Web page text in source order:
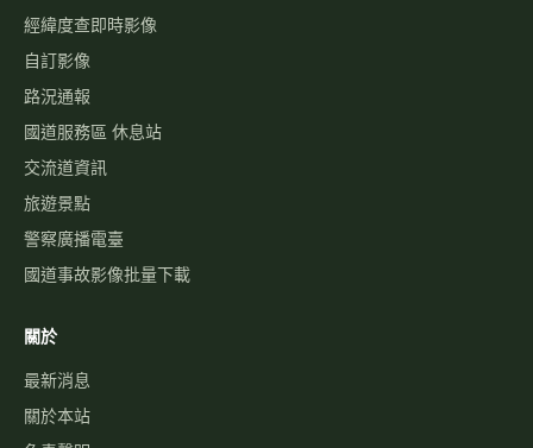
經緯度查即時影像
自訂影像
路況通報
國道服務區 休息站
交流道資訊
旅遊景點
警察廣播電臺
國道事故影像批量下載
關於
最新消息
關於本站